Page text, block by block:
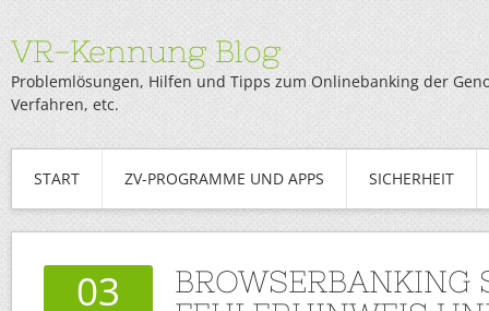
VR-Kennung Blog
Problemlösungen, Hilfen und Tipps zum Onlinebanking der
Verfahren, etc.
START ZV-PROGRAMME UND APPS SICHERHEIT
03
BROWSERBANKING